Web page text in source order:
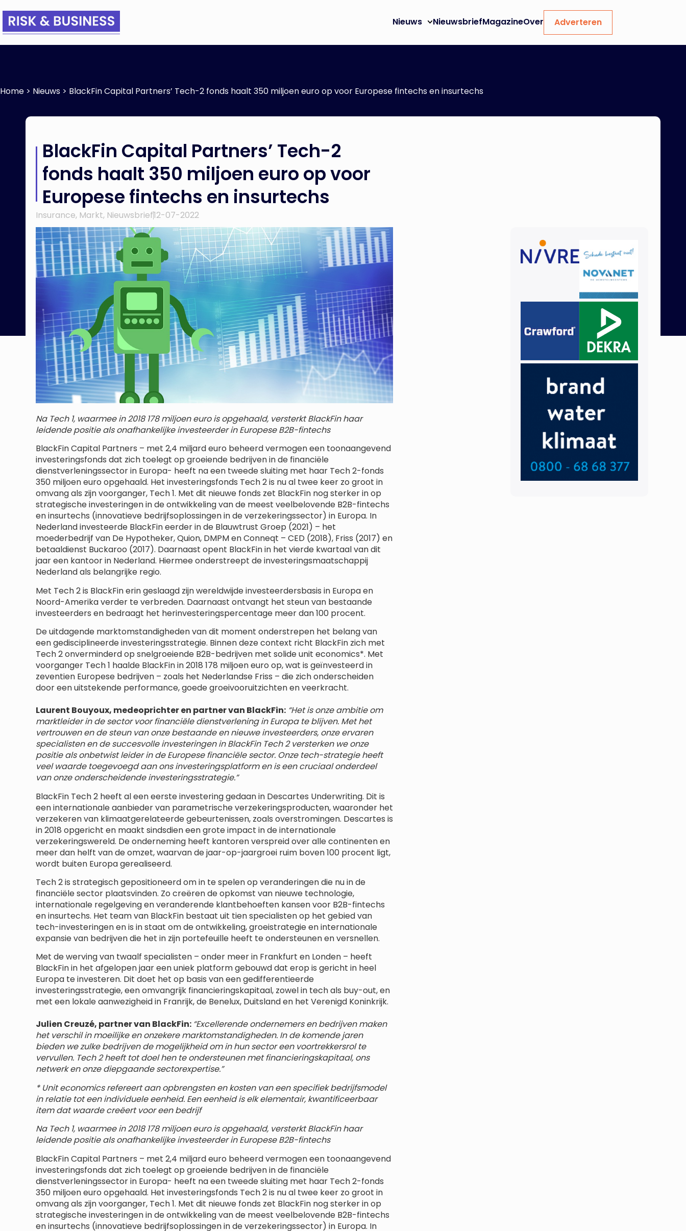
Nieuws NieuwsbriefMagazineOver Adverteren
Home > Nieuws > BlackFin Capital Partners’ Tech-2 fonds haalt 350 miljoen euro op voor Europese fintechs en insurtechs
BlackFin Capital Partners’ Tech-2
fonds haalt 350 miljoen euro op voor
Europese fintechs en insurtechs
Insurance, Markt, Nieuwsbrief12-07-2022
Na Tech 1, waarmee in 2018 178 miljoen euro is opgehaald, versterkt BlackFin haar
leidende positie als onafhankelijke investeerder in Europese B2B-fintechs
BlackFin Capital Partners – met 2,4 miljard euro beheerd vermogen een toonaangevend
investeringsfonds dat zich toelegt op groeiende bedrijven in de financiële
dienstverleningssector in Europa- heeft na een tweede sluiting met haar Tech 2-fonds
350 miljoen euro opgehaald. Het investeringsfonds Tech 2 is nu al twee keer zo groot in
omvang als zijn voorganger, Tech 1. Met dit nieuwe fonds zet BlackFin nog sterker in op
strategische investeringen in de ontwikkeling van de meest veelbelovende B2B-fintechs
en insurtechs (innovatieve bedrijfsoplossingen in de verzekeringssector) in Europa. In
Nederland investeerde BlackFin eerder in de Blauwtrust Groep (2021) – het
moederbedrijf van De Hypotheker, Quion, DMPM en Conneqt – CED (2018), Friss (2017) en
betaaldienst Buckaroo (2017). Daarnaast opent BlackFin in het vierde kwartaal van dit
jaar een kantoor in Nederland. Hiermee onderstreept de investeringsmaatschappij
Nederland als belangrijke regio.
Met Tech 2 is BlackFin erin geslaagd zijn wereldwijde investeerdersbasis in Europa en
Noord-Amerika verder te verbreden. Daarnaast ontvangt het steun van bestaande
investeerders en bedraagt het herinvesteringspercentage meer dan 100 procent.
De uitdagende marktomstandigheden van dit moment onderstrepen het belang van
een gedisciplineerde investeringsstrategie. Binnen deze context richt BlackFin zich met
Tech 2 onverminderd op snelgroeiende B2B-bedrijven met solide unit economics*. Met
voorganger Tech 1 haalde BlackFin in 2018 178 miljoen euro op, wat is geïnvesteerd in
zeventien Europese bedrijven – zoals het Nederlandse Friss – die zich onderscheiden
door een uitstekende performance, goede groeivooruitzichten en veerkracht.
Laurent Bouyoux, medeoprichter en partner van BlackFin: “Het is onze ambitie om
marktleider in de sector voor financiële dienstverlening in Europa te blijven. Met het
vertrouwen en de steun van onze bestaande en nieuwe investeerders, onze ervaren
specialisten en de succesvolle investeringen in BlackFin Tech 2 versterken we onze
positie als onbetwist leider in de Europese financiële sector. Onze tech-strategie heeft
veel waarde toegevoegd aan ons investeringsplatform en is een cruciaal onderdeel
van onze onderscheidende investeringsstrategie.”
BlackFin Tech 2 heeft al een eerste investering gedaan in Descartes Underwriting. Dit is
een internationale aanbieder van parametrische verzekeringsproducten, waaronder het
verzekeren van klimaatgerelateerde gebeurtenissen, zoals overstromingen. Descartes is
in 2018 opgericht en maakt sindsdien een grote impact in de internationale
verzekeringswereld. De onderneming heeft kantoren verspreid over alle continenten en
meer dan helft van de omzet, waarvan de jaar-op-jaargroei ruim boven 100 procent ligt,
wordt buiten Europa gerealiseerd.
Tech 2 is strategisch gepositioneerd om in te spelen op veranderingen die nu in de
financiële sector plaatsvinden. Zo creëren de opkomst van nieuwe technologie,
internationale regelgeving en veranderende klantbehoeften kansen voor B2B-fintechs
en insurtechs. Het team van BlackFin bestaat uit tien specialisten op het gebied van
tech-investeringen en is in staat om de ontwikkeling, groeistrategie en internationale
expansie van bedrijven die het in zijn portefeuille heeft te ondersteunen en versnellen.
Met de werving van twaalf specialisten – onder meer in Frankfurt en Londen – heeft
BlackFin in het afgelopen jaar een uniek platform gebouwd dat erop is gericht in heel
Europa te investeren. Dit doet het op basis van een gedifferentieerde
investeringsstrategie, een omvangrijk financieringskapitaal, zowel in tech als buy-out, en
met een lokale aanwezigheid in Franrijk, de Benelux, Duitsland en het Verenigd Koninkrijk.
Julien Creuzé, partner van BlackFin: “Excellerende ondernemers en bedrijven maken
het verschil in moeilijke en onzekere marktomstandigheden. In de komende jaren
bieden we zulke bedrijven de mogelijkheid om in hun sector een voortrekkersrol te
vervullen. Tech 2 heeft tot doel hen te ondersteunen met financieringskapitaal, ons
netwerk en onze diepgaande sectorexpertise.”
* Unit economics refereert aan opbrengsten en kosten van een specifiek bedrijfsmodel
in relatie tot een individuele eenheid. Een eenheid is elk elementair, kwantificeerbaar
item dat waarde creëert voor een bedrijf
Na Tech 1, waarmee in 2018 178 miljoen euro is opgehaald, versterkt BlackFin haar
leidende positie als onafhankelijke investeerder in Europese B2B-fintechs
BlackFin Capital Partners – met 2,4 miljard euro beheerd vermogen een toonaangevend
investeringsfonds dat zich toelegt op groeiende bedrijven in de financiële
dienstverleningssector in Europa- heeft na een tweede sluiting met haar Tech 2-fonds
350 miljoen euro opgehaald. Het investeringsfonds Tech 2 is nu al twee keer zo groot in
omvang als zijn voorganger, Tech 1. Met dit nieuwe fonds zet BlackFin nog sterker in op
strategische investeringen in de ontwikkeling van de meest veelbelovende B2B-fintechs
en insurtechs (innovatieve bedrijfsoplossingen in de verzekeringssector) in Europa. In